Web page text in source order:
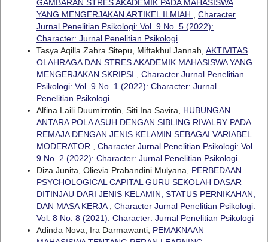
GAMBARAN STRES AKADEMIK PADA MAHASISWA
YANG MENGERJAKAN ARTIKEL ILMIAH , Character
Jurnal Penelitian Psikologi: Vol. 9 No. 5 (2022):
Character: Jurnal Penelitian Psikologi
Tasya Aqilla Zahra Sitepu, Miftakhul Jannah, AKTIVITAS
OLAHRAGA DAN STRES AKADEMIK MAHASISWA YANG
MENGERJAKAN SKRIPSI , Character Jurnal Penelitian
Psikologi: Vol. 9 No. 1 (2022): Character: Jurnal
Penelitian Psikologi
Alfina Laili Duumirrotin, Siti Ina Savira, HUBUNGAN
ANTARA POLA ASUH DENGAN SIBLING RIVALRY PADA
REMAJA DENGAN JENIS KELAMIN SEBAGAI VARIABEL
MODERATOR , Character Jurnal Penelitian Psikologi: Vol.
9 No. 2 (2022): Character: Jurnal Penelitian Psikologi
Diza Junita, Olievia Prabandini Mulyana, PERBEDAAN
PSYCHOLOGICAL CAPITAL GURU SEKOLAH DASAR
DITINJAU DARI JENIS KELAMIN, STATUS PERNIKAHAN,
DAN MASA KERJA, Character Jurnal Penelitian Psikologi:
Vol. 8 No. 8 (2021): Character: Jurnal Penelitian Psikologi
Adinda Nova, Ira Darmawanti, PEMAKNAAN